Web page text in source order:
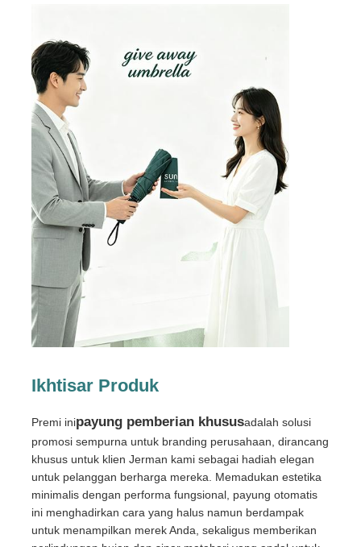
Rumah
Produk
Tentang kita
Wisata pabrik
Kontrol kualitas
Hubungi kami
Berita
Semua Kasus
Quote request suatu
payung golf
Ikhtisar Produk
Premi inipayung pemberian khususadalah solusi
promosi sempurna untuk branding perusahaan, dirancang
khusus untuk klien Jerman kami sebagai hadiah elegan
untuk pelanggan berharga mereka. Memadukan estetika
minimalis dengan performa fungsional, payung otomatis
ini menghadirkan cara yang halus namun berdampak
untuk menampilkan merek Anda, sekaligus memberikan